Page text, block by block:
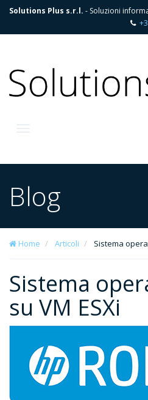
Solutions Plus s.r.l. - Soluzioni
Blog
Home Articoli Sistema
Sistema
su VM ESXi